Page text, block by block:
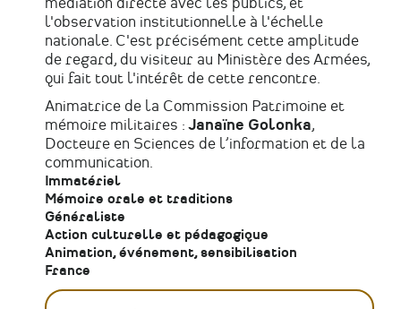
médiation directe avec les publics, et
l'observation institutionnelle à l'échelle
nationale. C'est précisément cette amplitude
de regard, du visiteur au Ministère des Armées,
qui fait tout l'intérêt de cette rencontre.
Animatrice de la Commission Patrimoine et
mémoire militaires : Janaïne Golonka,
Docteure en Sciences de l’information et de la
communication.
Immatériel
Mémoire orale et traditions
Généraliste
Action culturelle et pédagogique
Animation, événement, sensibilisation
France